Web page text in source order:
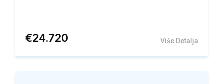
€24.720 Više Detalja